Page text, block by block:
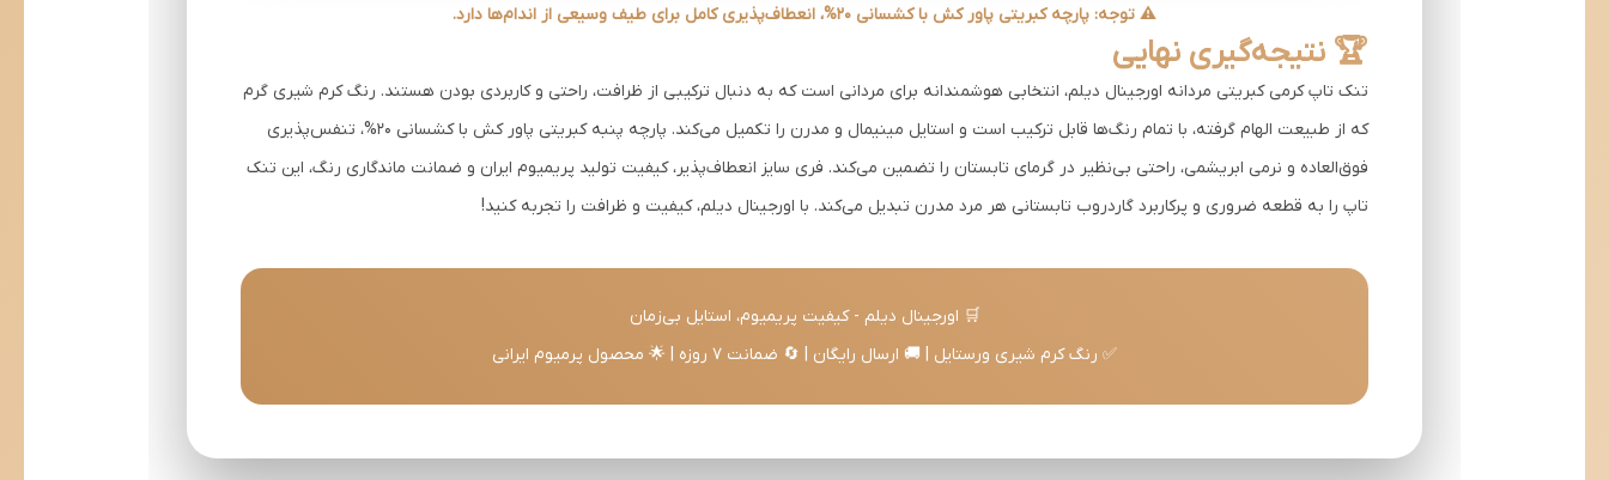
⚠️ توجه: پارچه کبریتی پاور کش با کشسانی 20%، انعطاف‌پذیری کامل برای طیف وسیعی از اندام‌ها دارد.
🏆 نتیجه‌گیری نهایی
تنک تاپ کرمی کبریتی مردانه اورجینال دیلم، انتخابی هوشمندانه برای مردانی است که به دنبال ترکیبی از ظرافت، راحتی و کاربردی بودن هستند. رنگ کرم شیری گرم
که از طبیعت الهام گرفته، با تمام رنگ‌ها قابل ترکیب است و استایل مینیمال و مدرن را تکمیل می‌کند. پارچه پنبه کبریتی پاور کش با کشسانی 20%، تنفس‌پذیری
فوق‌العاده و نرمی ابریشمی، راحتی بی‌نظیر در گرمای تابستان را تضمین می‌کند. فری سایز انعطاف‌پذیر، کیفیت تولید پریمیوم ایران و ضمانت ماندگاری رنگ، این تنک
تاپ را به قطعه ضروری و پرکاربرد گاردروب تابستانی هر مرد مدرن تبدیل می‌کند. با اورجینال دیلم، کیفیت و ظرافت را تجربه کنید!
🛒 اورجینال دیلم - کیفیت پریمیوم، استایل بی‌زمان
✅ رنگ کرم شیری ورستایل | 🚚 ارسال رایگان | 🔄 ضمانت 7 روزه | 🌟 محصول پرمیوم ایرانی